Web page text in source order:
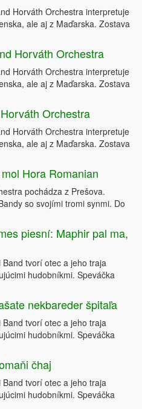
Horváth Orchestra interpretuje
ale aj z Maďarska. Zostava
Horváth Orchestra
Horváth Orchestra interpretuje
ale aj z Maďarska. Zostava
Orchestra
Horváth Orchestra interpretuje
ale aj z Maďarska. Zostava
Hora Romanian
pochádza z Prešova.
so svojími tromi synmi. Do
piesní: Maphir pal ma,
tvorí otec a jeho traja
hudobníkmi. Speváčka
nekbareder špitaľa
tvorí otec a jeho traja
hudobníkmi. Speváčka
čhaj
tvorí otec a jeho traja
hudobníkmi. Speváčka